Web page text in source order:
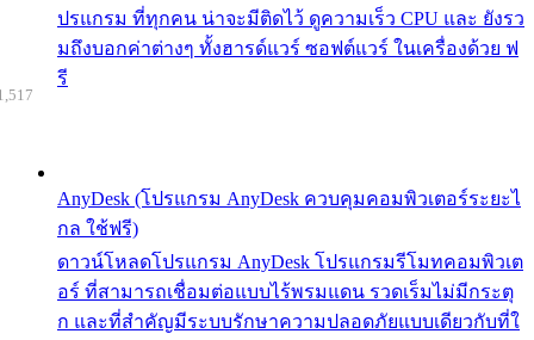
ปรแกรม ที่ทุกคน น่าจะมีติดไว้ ดูความเร็ว CPU และ ยังรว
มถึงบอกค่าต่างๆ ทั้งฮารด์แวร์ ซอฟต์แวร์ ในเครื่องด้วย ฟ
รี
AnyDesk (โปรแกรม AnyDesk ควบคุมคอมพิวเตอร์ระยะไ
กล ใช้ฟรี)
ดาวน์โหลดโปรแกรม AnyDesk โปรแกรมรีโมทคอมพิวเต
อร์ ที่สามารถเชื่อมต่อแบบไร้พรมแดน รวดเร็มไม่มีกระตุ
ก และที่สำคัญมีระบบรักษาความปลอดภัยแบบเดียวกับที่ใ